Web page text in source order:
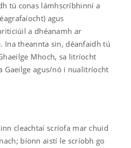
tú conas lámhscríbhinní a
agus
a dhéanamh ar
Ina theannta sin, déanfaidh tú
Mhoch, sa litríocht
Gaeilge agus/nó i nualitríocht
cleachtaí scríofa mar chuid
bíonn aistí le scríobh go